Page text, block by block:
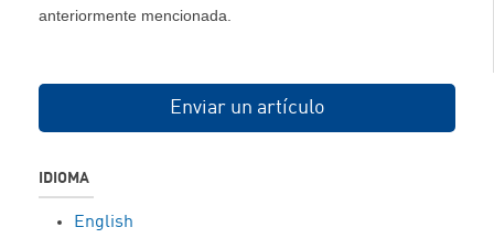
anteriormente mencionada.
Enviar un artículo
IDIOMA
English